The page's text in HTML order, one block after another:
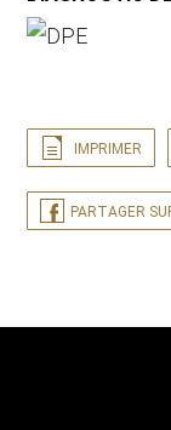
IMPRIMER
PARTAGER